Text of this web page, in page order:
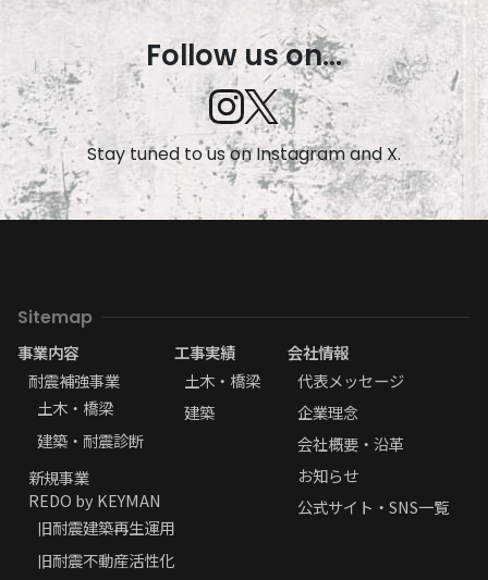
Follow us on...
Stay tuned to us on Instagram and X.
Sitemap
事業内容
耐震補強事業
土木・橋梁
建築・耐震診断
新規事業
REDO by KEYMAN
旧耐震建築再生運用
旧耐震不動産活性化
工事実績
土木・橋梁
建築
会社情報
代表メッセージ
企業理念
会社概要・沿革
お知らせ
公式サイト・SNS一覧